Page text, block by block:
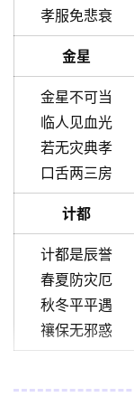
孝服免悲衰
金星
金星不可当
临人见血光
若无灾典孝
口舌两三房
计都
计都是辰誉
春夏防灾厄
秋冬平平遇
禳保无邪惑